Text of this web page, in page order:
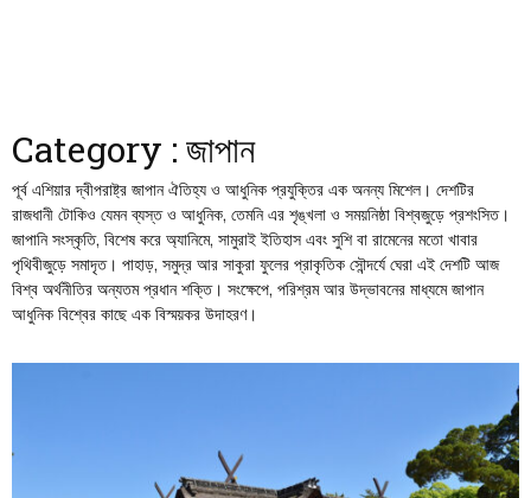
Category : জাপান
পূর্ব এশিয়ার দ্বীপরাষ্ট্র জাপান ঐতিহ্য ও আধুনিক প্রযুক্তির এক অনন্য মিশেল। দেশটির
রাজধানী টোকিও যেমন ব্যস্ত ও আধুনিক, তেমনি এর শৃঙ্খলা ও সময়নিষ্ঠা বিশ্বজুড়ে প্রশংসিত।
জাপানি সংস্কৃতি, বিশেষ করে অ্যানিমে, সামুরাই ইতিহাস এবং সুশি বা রামেনের মতো খাবার
পৃথিবীজুড়ে সমাদৃত। পাহাড়, সমুদ্র আর সাকুরা ফুলের প্রাকৃতিক সৌন্দর্যে ঘেরা এই দেশটি আজ
বিশ্ব অর্থনীতির অন্যতম প্রধান শক্তি। সংক্ষেপে, পরিশ্রম আর উদ্ভাবনের মাধ্যমে জাপান
আধুনিক বিশ্বের কাছে এক বিস্ময়কর উদাহরণ।